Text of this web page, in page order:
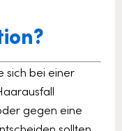
sich bei einer
gegen eine